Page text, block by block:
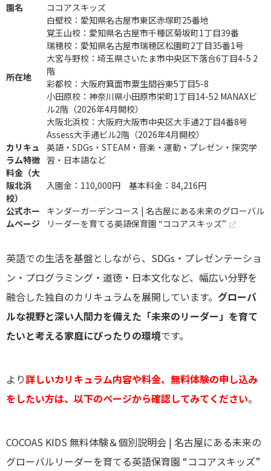
園名 ココアスキッズ
所在地
白壁校：愛知県名古屋市東区赤塚町25番地
覚王山校：愛知県名古屋市千種区菊坂町1丁目39番
瑞穂校：愛知県名古屋市瑞穂区松園町2丁目35番1号
大宮与野校：埼玉県さいたま市中央区下落合6丁目4-5 2
階
彩都校：大阪府箕面市粟生間谷東5丁目5-8
小田原校：神奈川県小田原市栄町1丁目14-52 MANAXビ
ル2階（2026年4月開校）
大阪北浜校：大阪府大阪市中央区大手通2丁目4番8号
Assess大手通ビル2階（2026年4月開校）
カリキュ
ラム特徴
英語・SDGs・STEAM・音楽・運動・プレゼン・探究学
習・日本語など
料金（大
阪北浜
校）
入園金：110,000円 基本料金：84,216円
公式ホー
ムページ
キンダーガーデンコース | 名古屋にある未来のグローバル
リーダーを育てる英語保育園 “ココアスキッズ”
英語での生活を基盤としながら、SDGs・プレゼンテーショ
ン・プログラミング・道徳・日本文化など、幅広い分野を
融合した独自のカリキュラムを展開しています。 グローバ
ルな視野と深い人間力を備えた「未来のリーダー」を育て
たいと考える家庭にぴったりの環境です。
より詳しいカリキュラム内容や料金、無料体験の申し込み
をしたい方は、以下のページから確認してみてください。
COCOAS KIDS 無料体験＆個別説明会 | 名古屋にある未来の
グローバルリーダーを育てる英語保育園 “ココアスキッズ”